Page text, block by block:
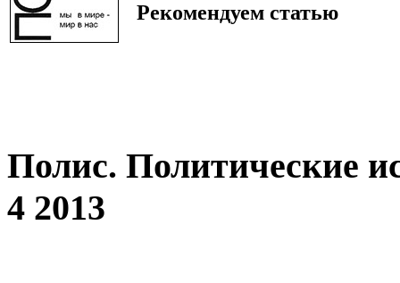
Рекомендуем статью
Полис. Политические
4 2013